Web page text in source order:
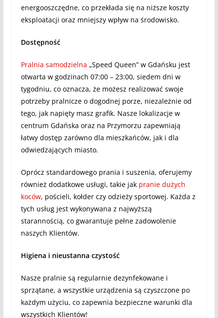
energooszczędne, co przekłada się na niższe koszty
eksploatacji oraz mniejszy wpływ na środowisko.
Dostępność
Pralnia samodzielna „Speed Queen” w Gdańsku jest
otwarta w godzinach 07:00 – 23:00, siedem dni w
tygodniu, co oznacza, że możesz realizować swoje
potrzeby pralnicze o dogodnej porze, niezależnie od
tego, jak napięty masz grafik. Nasze lokalizacje w
centrum Gdańska oraz na Przymorzu zapewniają
łatwy dostęp zarówno dla mieszkańców, jak i dla
odwiedzających miasto.
Oprócz standardowego prania i suszenia, oferujemy
również dodatkowe usługi, takie jak pranie dużych
koców, pościeli, kołder czy odzieży sportowej. Każda z
tych usług jest wykonywana z najwyższą
starannością, co gwarantuje pełne zadowolenie
naszych Klientów.
Higiena i nieustanna czystość
Nasze pralnie są regularnie dezynfekowane i
sprzątane, a wszystkie urządzenia są czyszczone po
każdym użyciu, co zapewnia bezpieczne warunki dla
wszystkich Klientów!